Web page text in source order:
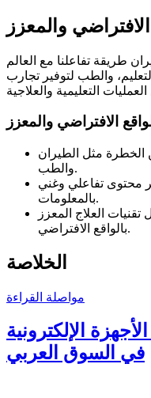
الافتراضي والمعزز
طريقة تفاعلنا مع العالم
والطب لتوفير تجارب
الافتراضي والمعزز
الخطرة مثل الطيران
والطب.
محتوى تفاعلي وغني
بالمعلومات.
العلاج المعزز
بالواقع الافتراضي.
الخلاصة
مواصلة القراءة
الإلكترونية
في السوق العربي